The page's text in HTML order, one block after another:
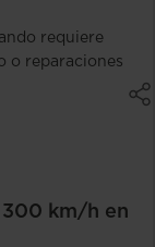
requiere
o reparaciones
300 km/h en